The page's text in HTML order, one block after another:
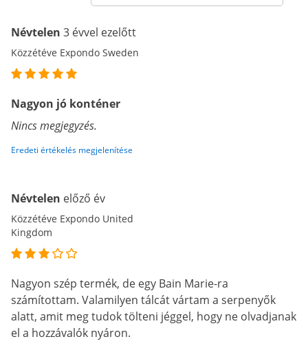
Névtelen 3 évvel ezelőtt
Közzétéve Expondo Sweden
Nagyon jó konténer
Nincs megjegyzés.
Eredeti értékelés megjelenítése
Névtelen előző év
Közzétéve Expondo United
Kingdom
Nagyon szép termék, de egy Bain Marie-ra
számítottam. Valamilyen tálcát vártam a serpenyők
alatt, amit meg tudok tölteni jéggel, hogy ne olvadjanak
el a hozzávalók nyáron.